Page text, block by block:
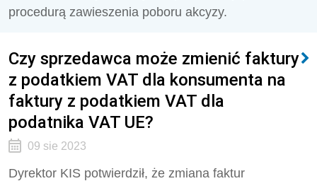
procedurą zawieszenia poboru akcyzy.
Czy sprzedawca może zmienić faktury
z podatkiem VAT dla konsumenta na
faktury z podatkiem VAT dla
podatnika VAT UE?
09 sie 2023
Dyrektor KIS potwierdził, że zmiana faktur